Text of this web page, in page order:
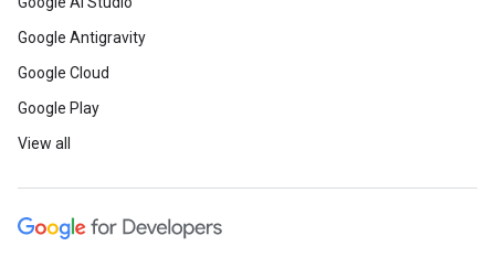
Google Antigravity
Google Cloud
Google Play
View all